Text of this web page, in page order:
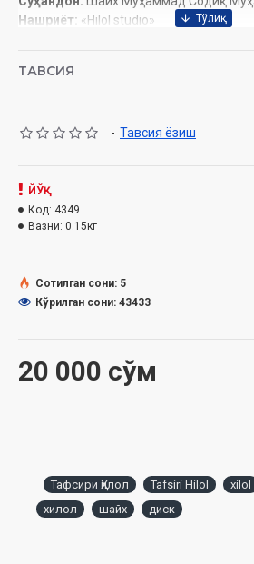
Нашриёт: «Hilol studio»
ТАВСИЯ
- Тавсия ёзиш
20 000 сўм
ЙЎҚ
Код: 4349
Вазни: 0.15кг
Сотилган сони: 5
Кўрилган сони: 43433
Тафсири Ҳилол Tafsiri Hilol xilol
хилол
шайх диск